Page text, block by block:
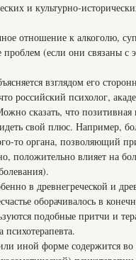
и культурно-
отношение к алкоголю,
(если они связаны с
взглядом его
российский психолог,
сказать, что позитивная
свой плюс. Например,
то органа, позволяющий
положительно влияет на
в древнегреческой и
оборачивалось в
подобные притчи и
иной форме содержится во